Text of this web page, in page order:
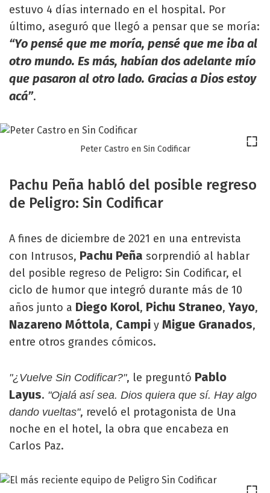
estuvo 4 días internado en el hospital. Por
último, aseguró que llegó a pensar que se moría:
“Yo pensé que me moría, pensé que me iba al
otro mundo. Es más, habían dos adelante mío
que pasaron al otro lado. Gracias a Dios estoy
acá”.
Peter Castro en Sin Codificar
Pachu Peña habló del posible regreso
de Peligro: Sin Codificar
A fines de diciembre de 2021 en una entrevista
con Intrusos, Pachu Peña sorprendió al hablar
del posible regreso de Peligro: Sin Codificar, el
ciclo de humor que integró durante más de 10
años junto a Diego Korol, Pichu Straneo,Yayo,
Nazareno Móttola, Campi y Migue Granados,
entre otros grandes cómicos.
"¿Vuelve Sin Codificar?", le preguntó Pablo
Layus. "Ojalá así sea. Dios quiera que sí. Hay algo
dando vueltas", reveló el protagonista de Una
noche en el hotel, la obra que encabeza en
Carlos Paz.